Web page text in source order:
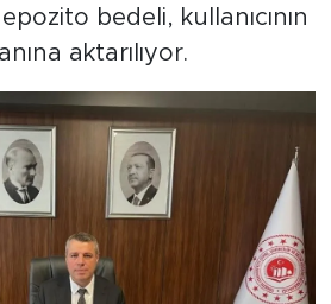
bedeli, kullanıcının
aktarılıyor.